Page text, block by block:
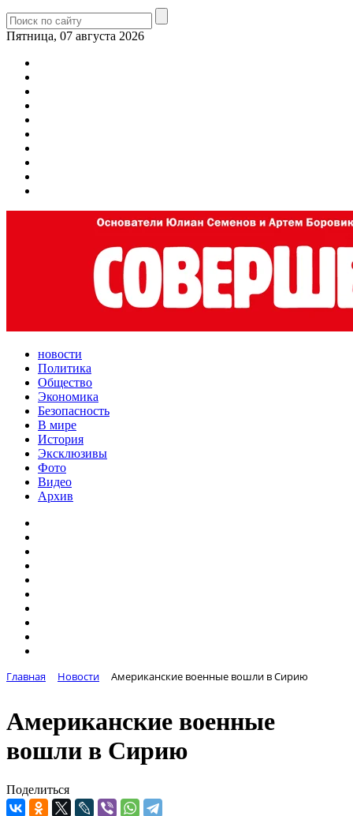
Пятница, 07 августа 2026
новости
Политика
Общество
Экономика
Безопасность
В мире
История
Эксклюзивы
Фото
Видео
Архив
Главная Новости Американские военные вошли в Сирию
Американские военные
вошли в Сирию
Поделиться